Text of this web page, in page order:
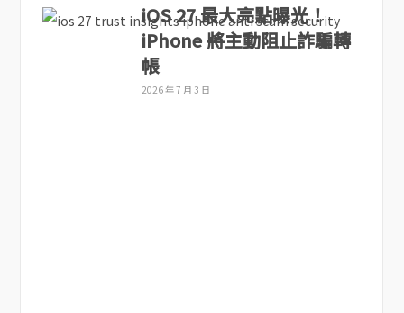
iOS 27 最大亮點曝光！
iPhone 將主動阻止詐騙轉
帳
2026 年 7 月 3 日